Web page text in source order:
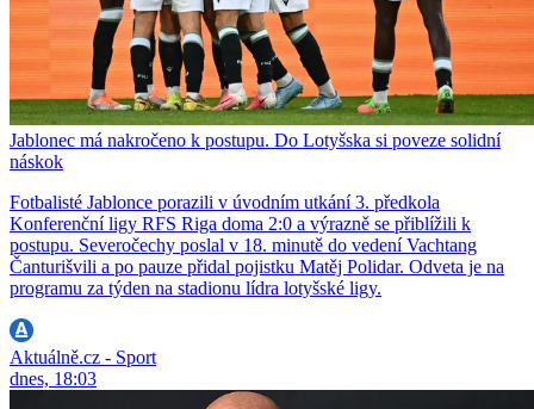
Jablonec má nakročeno k postupu. Do Lotyšska si poveze solidní
náskok
Fotbalisté Jablonce porazili v úvodním utkání 3. předkola
Konferenční ligy RFS Riga doma 2:0 a výrazně se přiblížili k
postupu. Severočechy poslal v 18. minutě do vedení Vachtang
Čanturišvili a po pauze přidal pojistku Matěj Polidar. Odveta je na
programu za týden na stadionu lídra lotyšské ligy.
Aktuálně.cz - Sport
dnes, 18:03